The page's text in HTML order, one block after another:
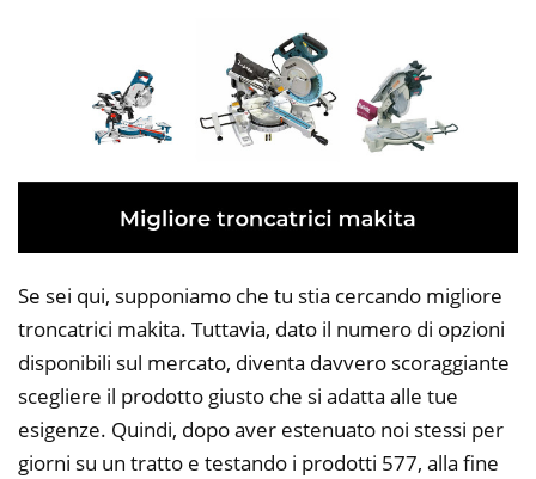
Se sei qui, supponiamo che tu stia cercando migliore
troncatrici makita. Tuttavia, dato il numero di opzioni
disponibili sul mercato, diventa davvero scoraggiante
scegliere il prodotto giusto che si adatta alle tue
esigenze. Quindi, dopo aver estenuato noi stessi per
giorni su un tratto e testando i prodotti 577, alla fine